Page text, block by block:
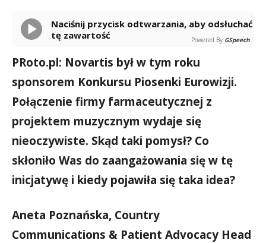
Naciśnij przycisk odtwarzania, aby odsłuchać
tę zawartość
Powered By GSpeech
PRoto.pl: Novartis był w tym roku
sponsorem Konkursu Piosenki Eurowizji.
Połączenie firmy farmaceutycznej z
projektem muzycznym wydaje się
nieoczywiste. Skąd taki pomysł? Co
skłoniło Was do zaangażowania się w tę
inicjatywę i kiedy pojawiła się taka idea?
Aneta Poznańska, Country
Communications & Patient Advocacy Head